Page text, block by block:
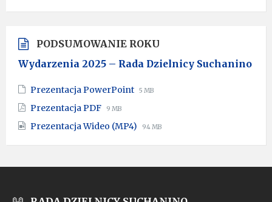
PODSUMOWANIE ROKU
Wydarzenia 2025 – Rada Dzielnicy Suchanino
Prezentacja PowerPoint File
File
5 MB
Prezentacja PDF File
pdf
File
9 MB
Prezentacja Wideo (MP4) File
mp4
File
94 MB